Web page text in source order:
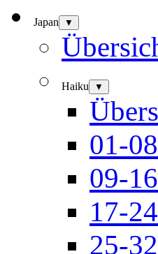
Japan ▼
Haiku ▼
01-08
09-16
17-24
25-32